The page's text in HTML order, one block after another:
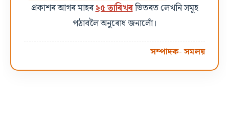
প্ৰকাশৰ আগৰ মাহৰ২৫ তাৰিখৰভিতৰত লেখনি সমূহ
পঠাবলৈ অনুৰোধ জনালোঁ।
সম্পাদক- সমলয়